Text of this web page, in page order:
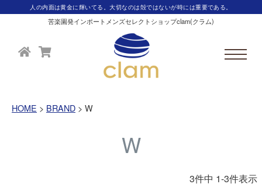
人の内面は黄金に輝いてる。大切なのは殻ではないが時には重要である。
苦楽園発インポートメンズセレクトショップclam(クラム)
HOME BRAND W
W
3件中 1-3件表示